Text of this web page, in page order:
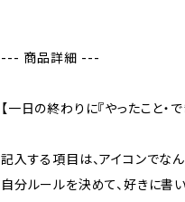
--- 商品詳細 ---
【一日の終わりに『やったこと・で
記入する項目は、アイコンでな
自分ルールを決めて、好きに書